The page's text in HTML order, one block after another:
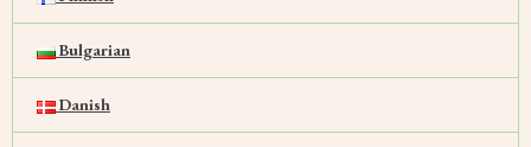
Bulgarian
Danish